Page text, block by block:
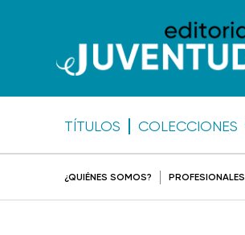
TÍTULOS COLECCIONES
¿QUIÉNES SOMOS? PROFESIONALES